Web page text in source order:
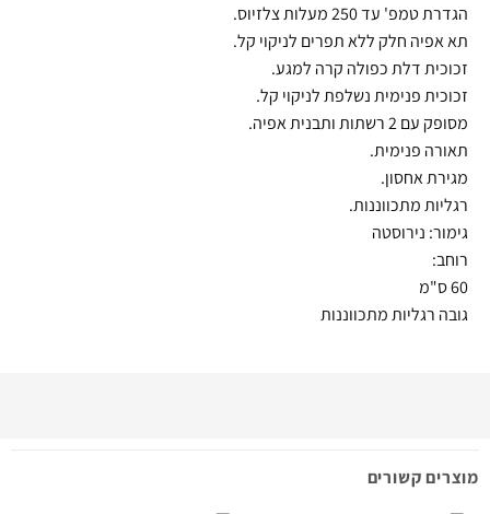
הגדרת טמפ' עד 250 מעלות צלזיוס.
תא אפיה חלק ללא תפרים לניקוי קל.
זכוכית דלת כפולה קרה למגע.
זכוכית פנימית נשלפת לניקוי קל.
מסופק עם 2 רשתות ותבנית אפיה.
תאורה פנימית.
מגירת אחסון.
רגליות מתכווננות.
גימור: נירוסטה
רוחב:
60 ס"מ
גובה רגליות מתכווננות
מוצרים קשורים